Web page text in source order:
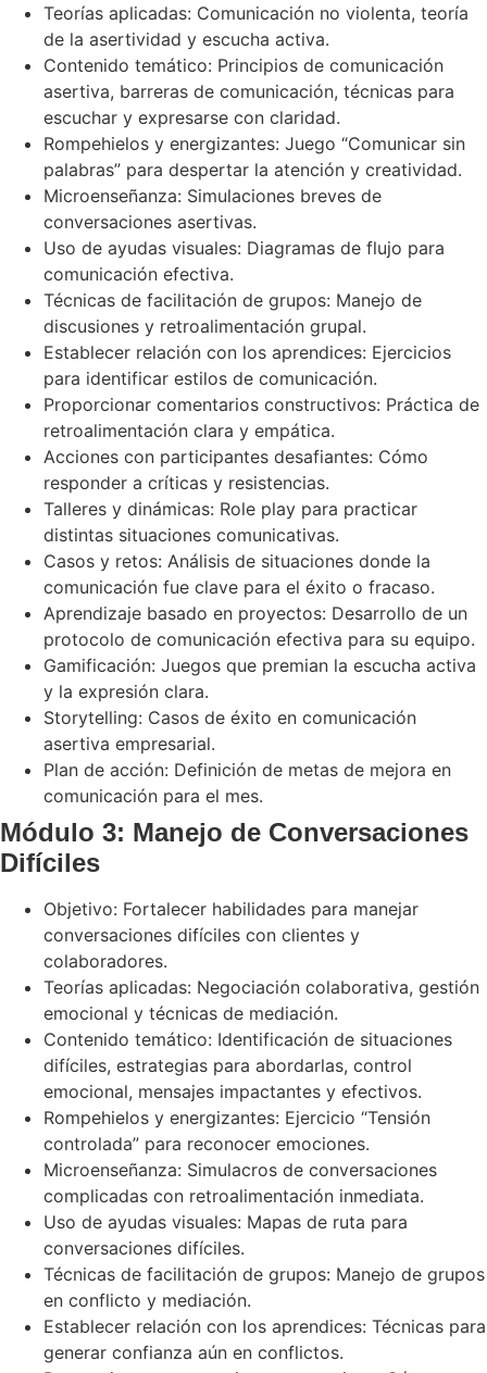
Teorías aplicadas: Comunicación no violenta, teoría
de la asertividad y escucha activa.
Contenido temático: Principios de comunicación
asertiva, barreras de comunicación, técnicas para
escuchar y expresarse con claridad.
Rompehielos y energizantes: Juego “Comunicar sin
palabras” para despertar la atención y creatividad.
Microenseñanza: Simulaciones breves de
conversaciones asertivas.
Uso de ayudas visuales: Diagramas de flujo para
comunicación efectiva.
Técnicas de facilitación de grupos: Manejo de
discusiones y retroalimentación grupal.
Establecer relación con los aprendices: Ejercicios
para identificar estilos de comunicación.
Proporcionar comentarios constructivos: Práctica de
retroalimentación clara y empática.
Acciones con participantes desafiantes: Cómo
responder a críticas y resistencias.
Talleres y dinámicas: Role play para practicar
distintas situaciones comunicativas.
Casos y retos: Análisis de situaciones donde la
comunicación fue clave para el éxito o fracaso.
Aprendizaje basado en proyectos: Desarrollo de un
protocolo de comunicación efectiva para su equipo.
Gamificación: Juegos que premian la escucha activa
y la expresión clara.
Storytelling: Casos de éxito en comunicación
asertiva empresarial.
Plan de acción: Definición de metas de mejora en
comunicación para el mes.
Módulo 3: Manejo de Conversaciones
Difíciles
Objetivo: Fortalecer habilidades para manejar
conversaciones difíciles con clientes y
colaboradores.
Teorías aplicadas: Negociación colaborativa, gestión
emocional y técnicas de mediación.
Contenido temático: Identificación de situaciones
difíciles, estrategias para abordarlas, control
emocional, mensajes impactantes y efectivos.
Rompehielos y energizantes: Ejercicio “Tensión
controlada” para reconocer emociones.
Microenseñanza: Simulacros de conversaciones
complicadas con retroalimentación inmediata.
Uso de ayudas visuales: Mapas de ruta para
conversaciones difíciles.
Técnicas de facilitación de grupos: Manejo de grupos
en conflicto y mediación.
Establecer relación con los aprendices: Técnicas para
generar confianza aún en conflictos.